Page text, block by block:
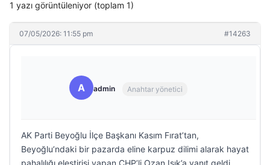
1 yazı görüntüleniyor (toplam 1)
07/05/2026: 11:55 pm #14263
A admin Anahtar yönetici
AK Parti Beyoğlu İlçe Başkanı Kasım Fırat’tan,
Beyoğlu’ndaki bir pazarda eline karpuz dilimi alarak hayat
pahalılığı eleştirisi yapan CHP’li Ozan Işık’a yanıt geldi.